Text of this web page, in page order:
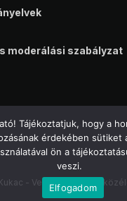
moderálási szabályzat
- Veszprém online
Tájékoztatjuk, hogy a
érdekében sütiket
ön a
veszi.
Elfogadom